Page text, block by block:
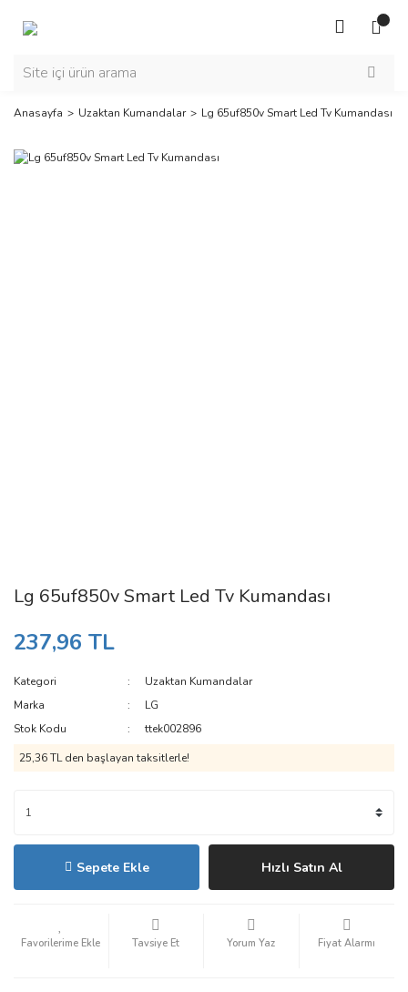
Anasayfa Uzaktan Kumandalar Lg 65uf850v Smart Led Tv Kumandası
Lg 65uf850v Smart Led Tv Kumandası
237,96 TL
Kategori
Uzaktan Kumandalar
Marka
LG
Stok Kodu
ttek002896
25,36 TL den başlayan taksitlerle!
Sepete Ekle Hızlı Satın Al
Tavsiye Et Yorum Yaz Fiyat Alarmı